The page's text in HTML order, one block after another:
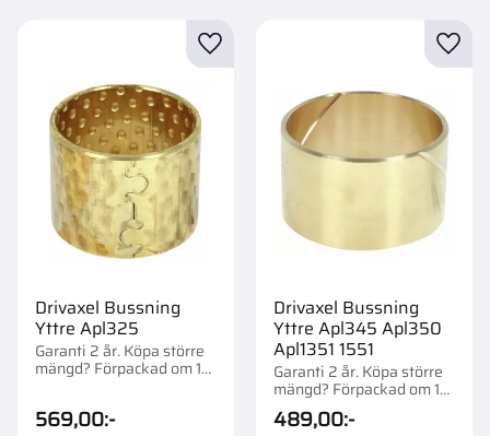
Drivaxel Bussning
Yttre Apl325
Garanti 2 år. Köpa större
mängd? Förpackad om 1
569,00:-
Lägg till i favoriter
Drivaxel Bussning
Yttre Apl345 Apl350
Apl1351 1551
Garanti 2 år. Köpa större
mängd? Förpackad om 1
st.
489,00:-